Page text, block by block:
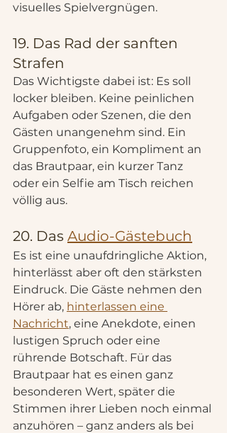
visuelles Spielvergnügen.
19. Das Rad der sanften
Strafen
Das Wichtigste dabei ist: Es soll
locker bleiben. Keine peinlichen
Aufgaben oder Szenen, die den
Gästen unangenehm sind. Ein
Gruppenfoto, ein Kompliment an
das Brautpaar, ein kurzer Tanz
oder ein Selfie am Tisch reichen
völlig aus.
20. Das Audio-Gästebuch
Es ist eine unaufdringliche Aktion,
hinterlässt aber oft den stärksten
Eindruck. Die Gäste nehmen den
Hörer ab, hinterlassen eine
Nachricht, eine Anekdote, einen
lustigen Spruch oder eine
rührende Botschaft. Für das
Brautpaar hat es einen ganz
besonderen Wert, später die
Stimmen ihrer Lieben noch einmal
anzuhören – ganz anders als bei